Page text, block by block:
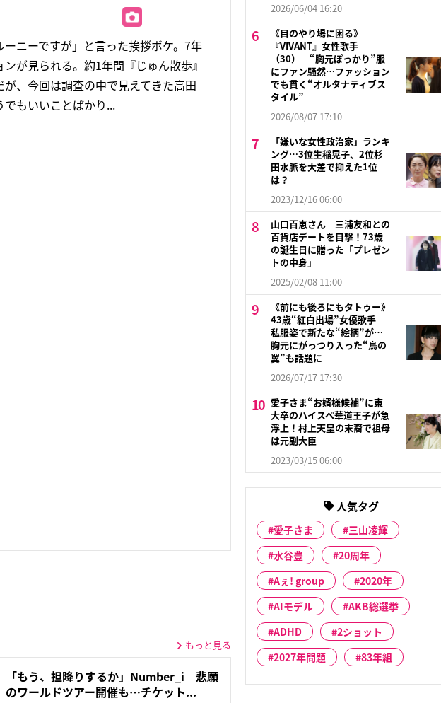
ニーですが」と言った挨拶ボケ。7年
が見られる。約1年間『じゅん散歩』
、今回は調査の中で見えてきた高田
もいいことばかり...
もっと見る
「もう、担降りするか」Number_i 悲願
のワールドツアー開催も…チケット...
2026/06/04 16:20
《目のやり場に困る》
『VIVANT』女性歌手
（30） “胸元ぽっかり”服
にファン騒然…ファッション
でも貫く“オルタナティブス
タイル”
2026/08/07 17:10
「嫌いな女性政治家」ランキ
ング…3位生稲晃子、2位杉
田水脈を大差で抑えた1位
は？
2023/12/16 06:00
山口百恵さん 三浦友和との
百貨店デートを目撃！73歳
の誕生日に贈った「プレゼン
トの中身」
2025/02/08 11:00
《前にも後ろにもタトゥー》
43歳“紅白出場”女優歌手
私服姿で新たな“絵柄”が…
胸元にがっつり入った“鳥の
翼”も話題に
2026/07/17 17:30
愛子さま“お婿様候補”に東
大卒のハイスペ華道王子が急
浮上！村上天皇の末裔で祖母
は元副大臣
2023/03/15 06:00
人気タグ
愛子さま
三山凌輝
水谷豊
20周年
Aぇ! group
2020年
AIモデル
AKB総選挙
ADHD
2ショット
2027年問題
83年組